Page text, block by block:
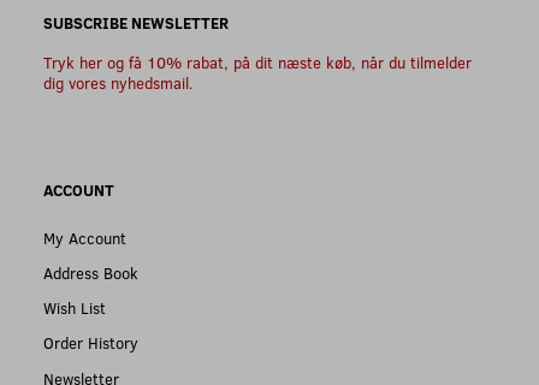
SUBSCRIBE NEWSLETTER
Tryk her og få 10% rabat, på dit næste køb, når du tilmelder
dig vores nyhedsmail.
ACCOUNT
My Account
Address Book
Wish List
Order History
Newsletter